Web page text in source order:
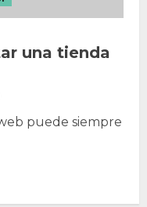
una tienda
puede siempre